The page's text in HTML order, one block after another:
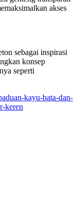
akses
sebagai inspirasi
konsep
seperti
kayu-bata-dan-
keren